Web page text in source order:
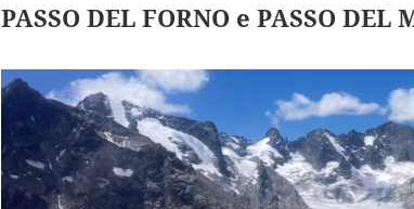
PASSO DEL FORNO e PASSO DEL